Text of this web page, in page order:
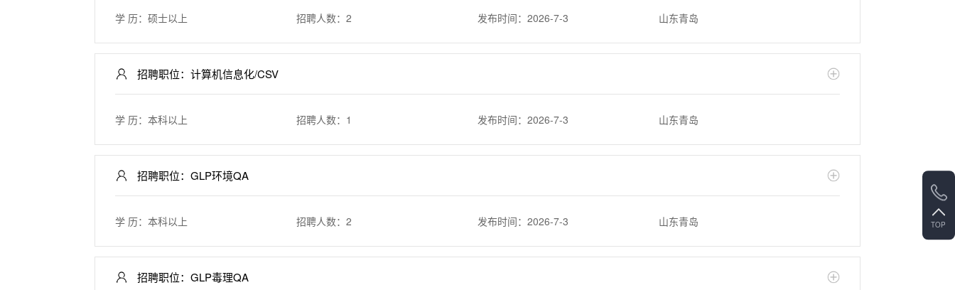
TOP
学 历：硕士以上 招聘人数：2 发布时间：2026-7-3 山东青岛
招聘职位：计算机信息化/CSV
学 历：本科以上 招聘人数：1 发布时间：2026-7-3 山东青岛
招聘职位：GLP环境QA
学 历：本科以上 招聘人数：2 发布时间：2026-7-3 山东青岛
招聘职位：GLP毒理QA